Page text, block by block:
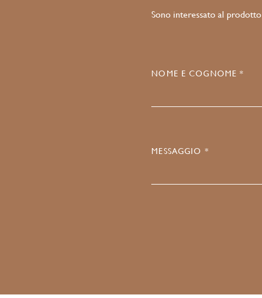
Sono interessato al prodotto
NOME E COGNOME *
MESSAGGIO *